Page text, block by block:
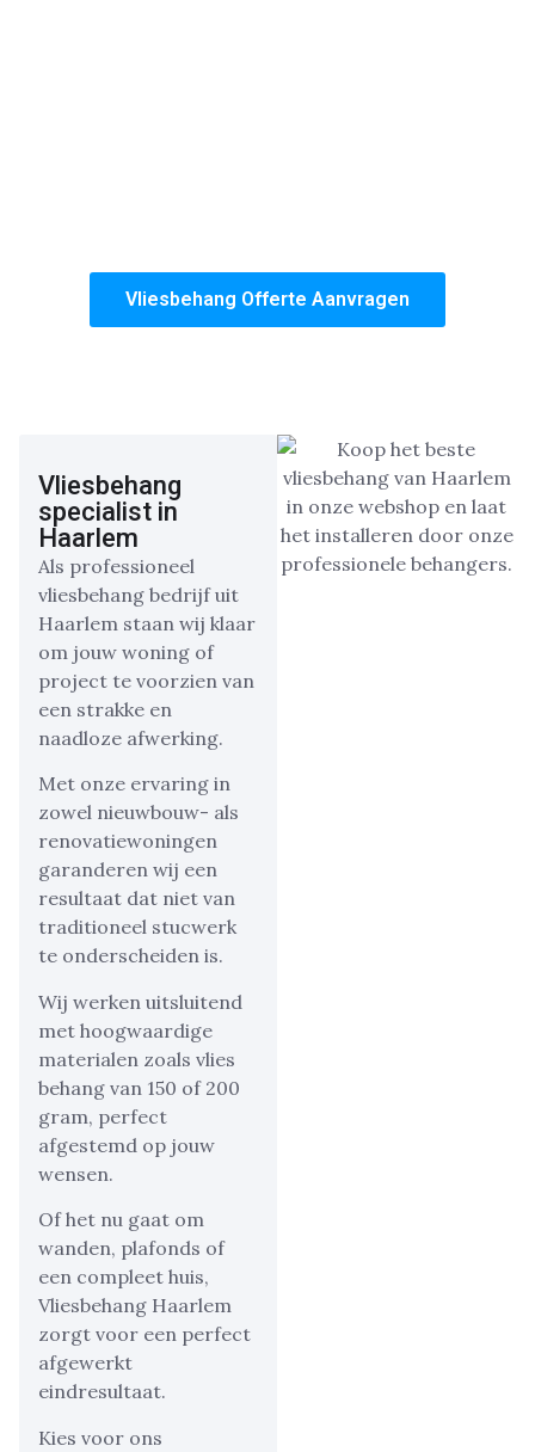
Vliesbehang Offerte Aanvragen
Vliesbehang
specialist in
Haarlem
Als professioneel
vliesbehang bedrijf uit
Haarlem staan wij klaar
om jouw woning of
project te voorzien van
een strakke en
naadloze afwerking.
Met onze ervaring in
zowel nieuwbouw- als
renovatiewoningen
garanderen wij een
resultaat dat niet van
traditioneel stucwerk
te onderscheiden is.
Wij werken uitsluitend
met hoogwaardige
materialen zoals vlies
behang van 150 of 200
gram, perfect
afgestemd op jouw
wensen.
Of het nu gaat om
wanden, plafonds of
een compleet huis,
Vliesbehang Haarlem
zorgt voor een perfect
afgewerkt
eindresultaat.
Kies voor ons